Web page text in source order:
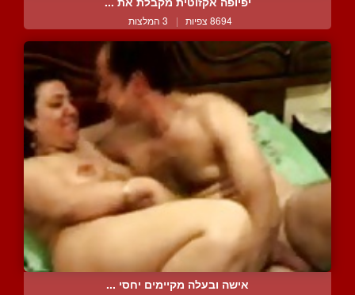
8694 צפיות | 3 המלצות
אישה ובעלה מקיימים יחסי ...